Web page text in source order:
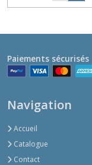
Paiements sécurisés
Navigation
Accueil
Catalogue
Contact